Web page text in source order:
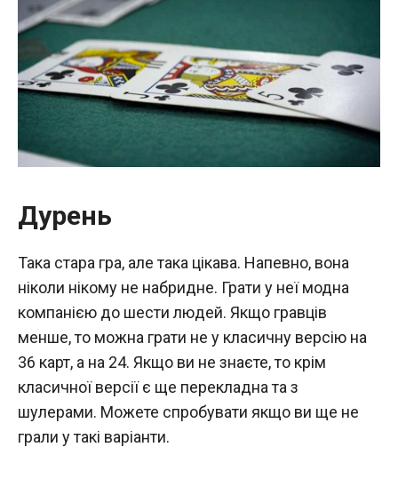
Дурень
Така стара гра, але така цікава. Напевно, вона
ніколи нікому не набридне. Грати у неї модна
компанією до шести людей. Якщо гравців
менше, то можна грати не у класичну версію на
36 карт, а на 24. Якщо ви не знаєте, то крім
класичної версії є ще перекладна та з
шулерами. Можете спробувати якщо ви ще не
грали у такі варіанти.